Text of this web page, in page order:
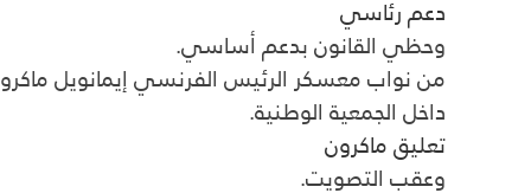
دعم رئاسي
وحظي القانون بدعم أساسي.
من نواب معسكر الرئيس الفرنسي إيمانويل
داخل الجمعية الوطنية.
تعليق ماكرون
وعقب التصويت.